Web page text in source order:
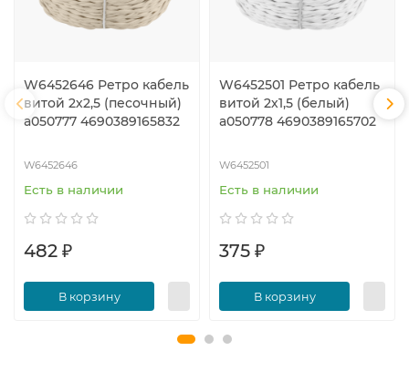
W6452646 Ретро кабель
витой 2х2,5 (песочный)
a050777 4690389165832
W6452646
Есть в наличии
482 ₽
В корзину
W6452501 Ретро кабель
витой 2х1,5 (белый)
a050778 4690389165702
W6452501
Есть в наличии
375 ₽
В корзину